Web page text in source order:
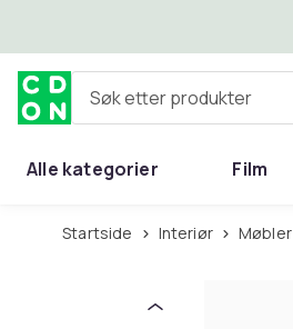
Søk etter produkter
Alle kategorier Film
Startside Interiør Møbler